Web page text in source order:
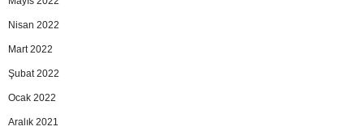
Nisan 2022
Mart 2022
Şubat 2022
Ocak 2022
Aralık 2021